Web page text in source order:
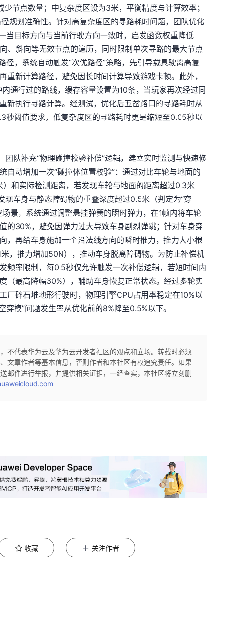
节点数量；中复杂度区设为3米，平衡精度与计算效率；
规划准确性。针对高复杂度区的寻路耗时问题，团队优化
当目标方向与当前行驶方向一致时，启发函数权重降低
、斜向等无效节点的遍历，同时限制单次寻路的最大节点
，系统自动触发“次优路径”策略，先引导载具驶离高复
重新计算路径，避免因长时间计算导致游戏卡顿。此外，
通行过的路线，缓存容量设置为10条，当玩家再次经过同
新执行寻路计算。经测试，优化后五岔路口的寻路耗时从
秒阈值要求，低复杂度区的寻路耗时更是缩短至0.05秒以
团队补充“物理碰撞校验补偿”逻辑，建立实时监测与快速修
自动增加一次“碰撞体位置校验”：通过对比车轮与地面的
和实际检测距离，若发现车轮与地面的距离超过0.3米
现车身与静态障碍物的重叠深度超过0.5米（判定为“穿
景，系统通过调整悬挂弹簧的瞬时弹力，在1帧内将车轮
的30%，避免因弹力过大导致车身剧烈弹跳；针对车身穿
，再给车身施加一个沿法线方向的瞬时推力，推力大小根
，推力增加50N），推动车身脱离障碍物。为防止补偿机
频率限制，每0.5秒仅允许触发一次补偿逻辑，若短时间内
（最高降幅30%），辅助车身恢复正常状态。经过多轮实
厂碎石堆地形行驶时，物理引擎CPU占用率稳定在10%以
模”问题发生率从优化前的8%降至0.5%以下。
不代表华为云及华为云开发者社区的观点和立场。转载时必须
文章作者等基本信息，否则作者和本社区有权追究责任。如果
邮件进行举报，并提供相关证据，一经查实，本社区将立刻删
收藏 关注作者